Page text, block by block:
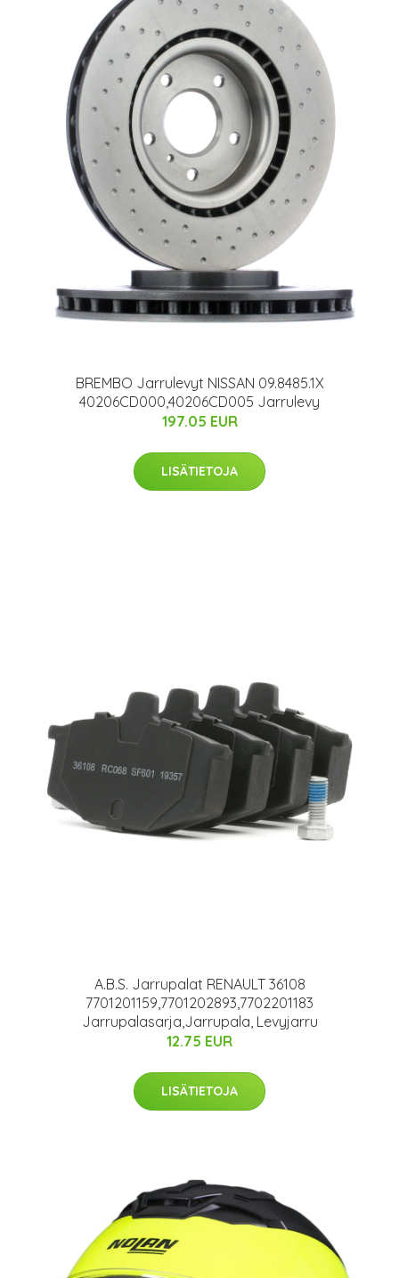
BREMBO Jarrulevyt NISSAN 09.8485.1X
40206CD000,40206CD005 Jarrulevy
197.05 EUR
LISÄTIETOJA
A.B.S. Jarrupalat RENAULT 36108
7701201159,7701202893,7702201183
Jarrupalasarja,Jarrupala, Levyjarru
12.75 EUR
LISÄTIETOJA